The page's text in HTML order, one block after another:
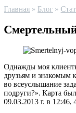
Главная » Блог »
Однажды моя
друзьям и знакомым
во всеуслышание
подруги?». Карта
09.03.2013 г. в